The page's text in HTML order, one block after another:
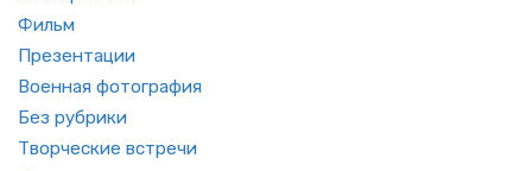
Фильм
Пре­зен­та­ции
Во­ен­ная фо­то­гра­фия
Без руб­ри­ки
Твор­че­ские встре­чи